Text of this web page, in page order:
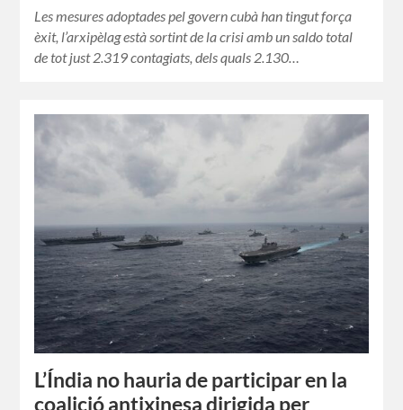
Les mesures adoptades pel govern cubà han tingut força
èxit, l’arxipèlag està sortint de la crisi amb un saldo total
de tot just 2.319 contagiats, dels quals 2.130…
L’Índia no hauria de participar en la
coalició antixinesa dirigida per